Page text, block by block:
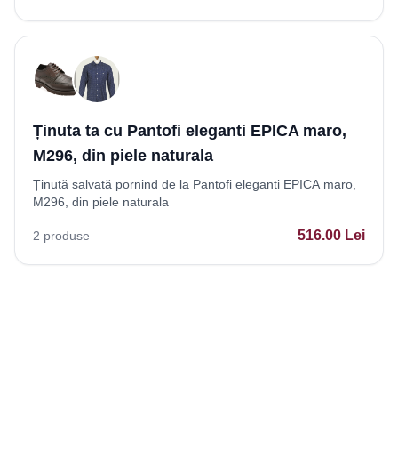
Ținuta ta cu Pantofi eleganti EPICA maro,
M296, din piele naturala
Ținută salvată pornind de la Pantofi eleganti EPICA maro,
M296, din piele naturala
2 produse 516.00 Lei